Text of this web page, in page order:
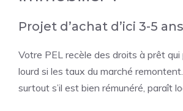
Projet d’achat d’ici 3-5 ans
Votre PEL recèle des droits à prêt
lourd si les taux du marché
surtout s’il est bien rémunéré, paraît